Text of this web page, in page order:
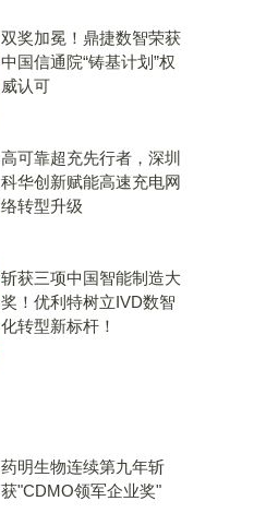
双奖加冕！鼎捷数智荣获
中国信通院“铸基计划”权
威认可
高可靠超充先行者，深圳
科华创新赋能高速充电网
络转型升级
斩获三项中国智能制造大
奖！优利特树立IVD数智
化转型新标杆！
药明生物连续第九年斩
获"CDMO领军企业奖"